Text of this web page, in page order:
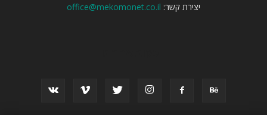
יצירת קשר: office@mekomonet.co.il